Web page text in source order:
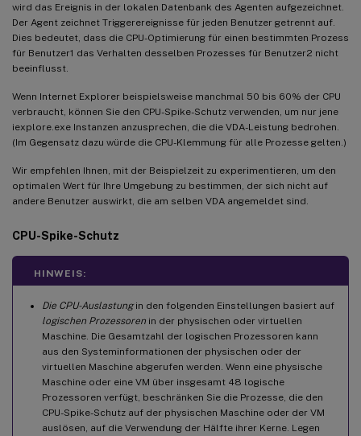
wird das Ereignis in der lokalen Datenbank des Agenten aufgezeichnet.
Der Agent zeichnet Triggerereignisse für jeden Benutzer getrennt auf.
Dies bedeutet, dass die CPU-Optimierung für einen bestimmten Prozess
für Benutzer1 das Verhalten desselben Prozesses für Benutzer2 nicht
beeinflusst.
Wenn Internet Explorer beispielsweise manchmal 50 bis 60% der CPU
verbraucht, können Sie den CPU-Spike-Schutz verwenden, um nur jene
iexplore.exe Instanzen anzusprechen, die die VDA-Leistung bedrohen.
(Im Gegensatz dazu würde die CPU-Klemmung für alle Prozesse gelten.)
Wir empfehlen Ihnen, mit der Beispielzeit zu experimentieren, um den
optimalen Wert für Ihre Umgebung zu bestimmen, der sich nicht auf
andere Benutzer auswirkt, die am selben VDA angemeldet sind.
CPU-Spike-Schutz
HINWEIS:
Die CPU-Auslastungin den folgenden Einstellungen basiert auf
logischen Prozessoren in der physischen oder virtuellen
Maschine. Die Gesamtzahl der logischen Prozessoren kann
aus den Systeminformationen der physischen oder der
virtuellen Maschine abgerufen werden. Wenn eine physische
Maschine oder eine VM über insgesamt 48 logische
Prozessoren verfügt, beschränken Sie die Prozesse, die den
CPU-Spike-Schutz auf der physischen Maschine oder der VM
auslösen, auf die Verwendung der Hälfte ihrer Kerne. Legen